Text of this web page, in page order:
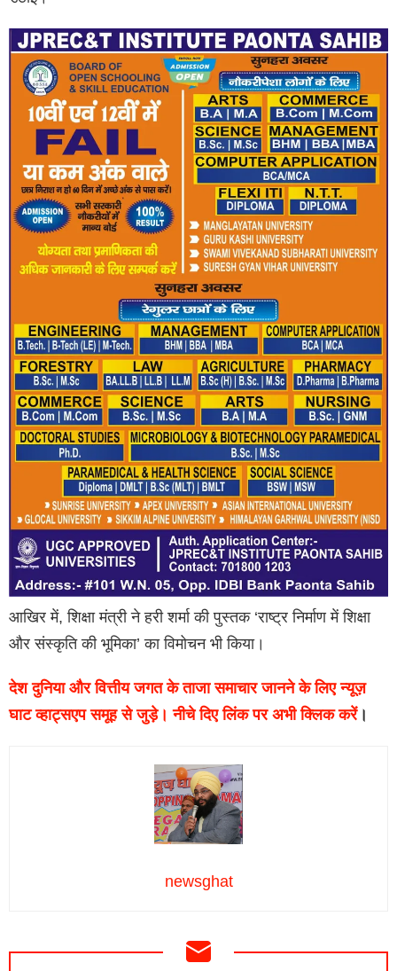
आखिर में, शिक्षा मंत्री ने हरी शर्मा की पुस्तक ‘राष्ट्र निर्माण में शिक्षा
और संस्कृति की भूमिका’ का विमोचन भी किया।
देश दुनिया और वित्तीय जगत के ताजा समाचार जानने के लिए न्यूज़
घाट व्हाट्सएप समूह से जुड़े। नीचे दिए लिंक पर अभी क्लिक करें।
newsghat